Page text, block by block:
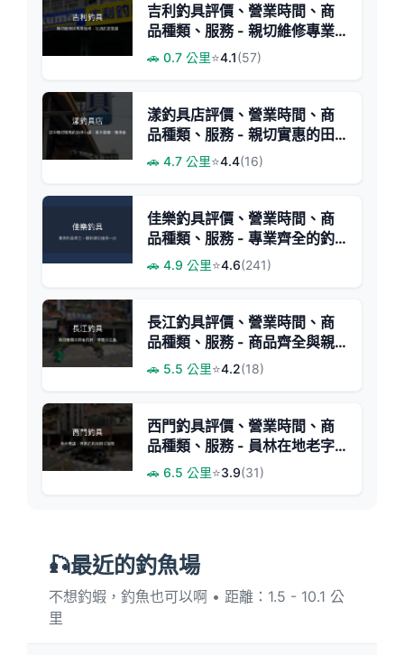
吉利釣具評價、營業時間、商
品種類、服務 - 親切維修專業
的在地釣具店
🚗 0.7 公里⭐4.1(57)
漾釣具店評價、營業時間、商
品種類、服務 - 親切實惠的田
中釣具小店
🚗 4.7 公里⭐4.4(16)
佳樂釣具評價、營業時間、商
品種類、服務 - 專業齊全的釣
具行
🚗 4.9 公里⭐4.6(241)
長江釣具評價、營業時間、商
品種類、服務 - 商品齊全與親
切服務
🚗 5.5 公里⭐4.2(18)
西門釣具評價、營業時間、商
品種類、服務 - 員林在地老字
號釣具店
🚗 6.5 公里⭐3.9(31)
🎣最近的釣魚場
不想釣蝦，釣魚也可以啊 • 距離：1.5 - 10.1 公
里